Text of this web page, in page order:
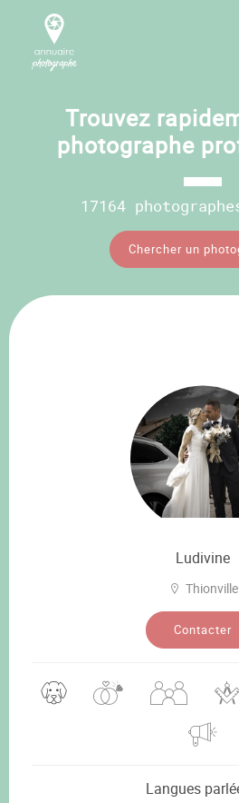
Trouvez
photographe
17164
Chercher un
Ludivine
Thionville
Contacter
Langues